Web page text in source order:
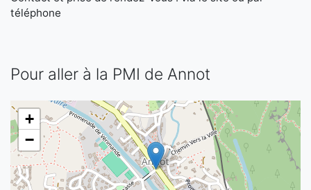
téléphone
Pour aller à la PMI de Annot
+
−